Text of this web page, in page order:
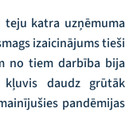
teju katra uzņēmuma
izaicinājums tieši
no tiem darbība bija
daudz grūtāk
pandēmijas